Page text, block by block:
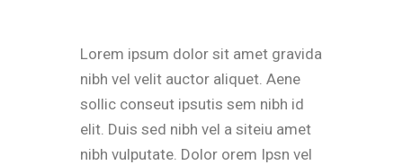
Lorem ipsum dolor sit amet gravida
nibh vel velit auctor aliquet. Aene
sollic conseut ipsutis sem nibh id
elit. Duis sed nibh vel a siteiu amet
nibh vulputate. Dolor orem Ipsn vel